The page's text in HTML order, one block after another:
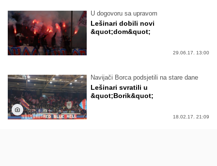
U dogovoru sa upravom
Lešinari dobili novi
&quot;dom&quot;
29.06.17. 13:00
Navijači Borca podsjetili na stare dane
Lešinari svratili u
&quot;Borik&quot;
18.02.17. 21:09